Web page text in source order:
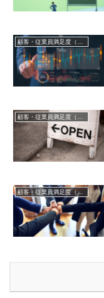
顧客・従業員満足度（CS/ES）